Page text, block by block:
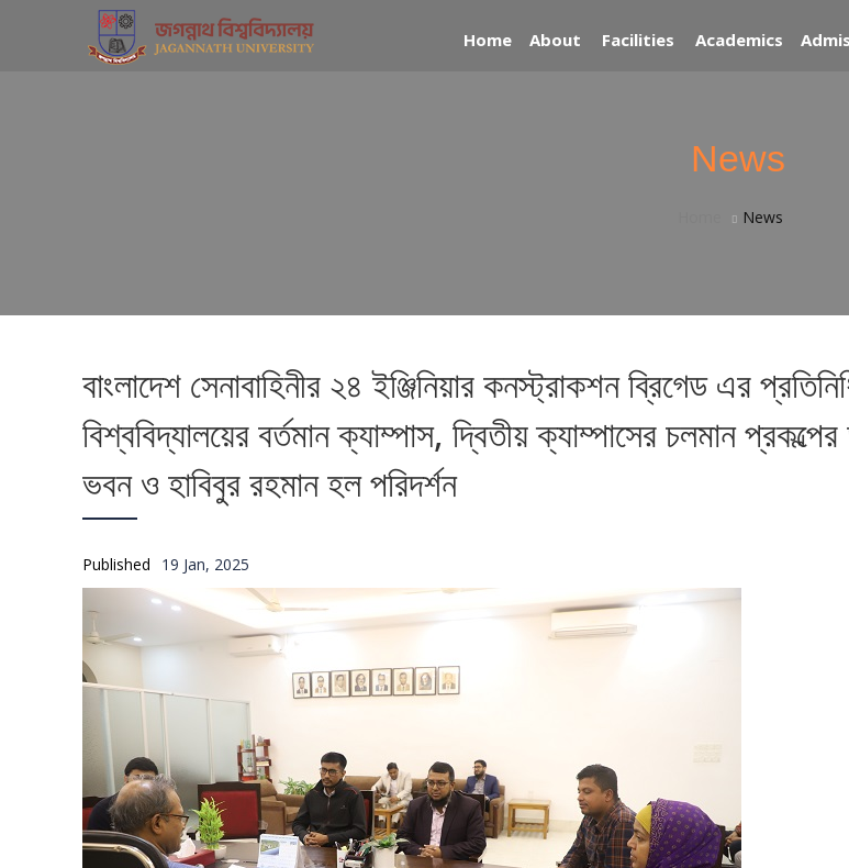
Home About Facilities Academics
News
News
বাংলাদেশ সেনাবাহিনীর ২৪ ইঞ্জিনিয়ার কনস্ট্রাকশন ব্রিগেড এর
বিশ্ববিদ্যালয়ের বর্তমান ক্যাম্পাস, দ্বিতীয় ক্যাম্পাসের চলমান
ভবন ও হাবিবুর রহমান হল পরিদর্শন
Published 19 Jan, 2025